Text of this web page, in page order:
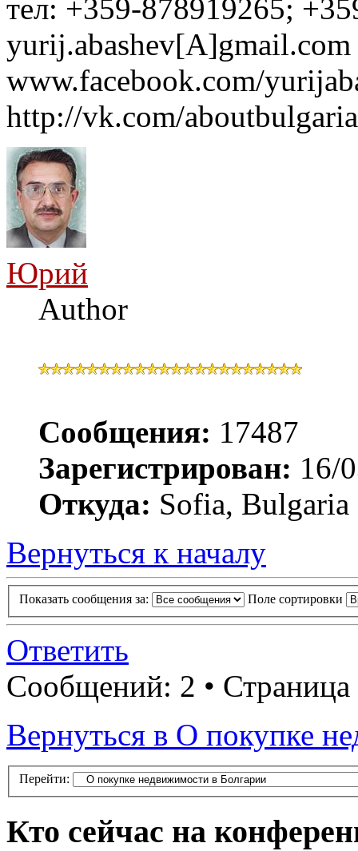
тел: +359-878919265;
yurij.abashev[A]gmail.com
www.facebook.com/
http://vk.com/aboutbulgaria
Юрий
Author
Сообщения: 17487
Зарегистрирован: 16/
Откуда: Sofia, Bulgaria
Вернуться к началу
Показать сообщения за: Поле сортировки
Ответить
Сообщений: 2 • Страница
Вернуться в О покупке
Перейти:
Кто сейчас на